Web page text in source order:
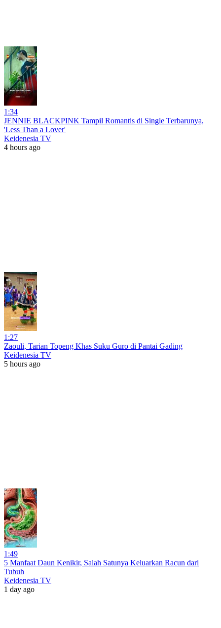
1:34
JENNIE BLACKPINK Tampil Romantis di Single Terbarunya,
'Less Than a Lover'
Keidenesia TV
4 hours ago
1:27
Zaouli, Tarian Topeng Khas Suku Guro di Pantai Gading
Keidenesia TV
5 hours ago
1:49
5 Manfaat Daun Kenikir, Salah Satunya Keluarkan Racun dari
Tubuh
Keidenesia TV
1 day ago